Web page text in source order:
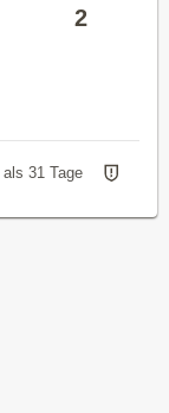
2
31 Tage